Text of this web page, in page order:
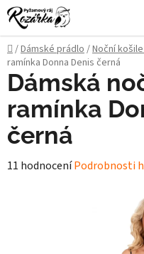
Přejít
na
obsah
Domů
/Dámské prádlo/Noční
ramínka Donna Denis černá
Dámská
ramínka
černá
Průměrné
11 hodnoceníPodrobnosti